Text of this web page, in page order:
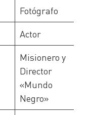
Fotógrafo
Actor
Misionero y
Director
«Mundo
Negro»